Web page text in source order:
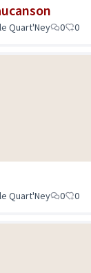
Quart'Ney 0 0
Quart'Ney 0 0